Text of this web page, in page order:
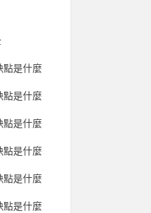
點是什麼
點是什麼
點是什麼
點是什麼
點是什麼
點是什麼